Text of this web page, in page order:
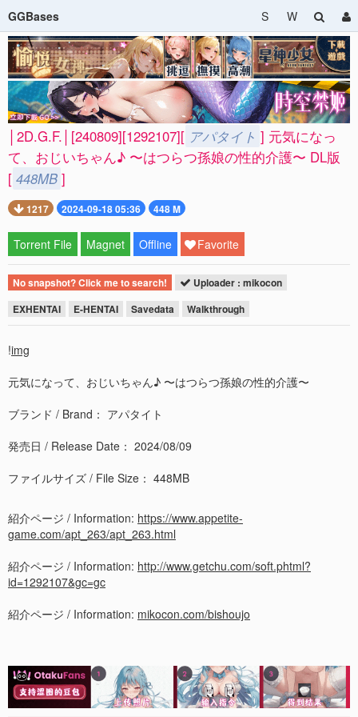
GGBases S W
│2D.G.F.│[240809][1292107][ アパタイト ] 元気になっ
て、おじいちゃん♪ 〜はつらつ孫娘の性的介護〜 DL版
[ 448MB ]
1217 2024-09-18 05:36 448 M
Torrent File Magnet Offline Favorite
No snapshot? Click me to search!
Uploader : mikocon
EXHENTAI
E-HENTAI Savedata Walkthrough
!img
元気になって、おじいちゃん♪ 〜はつらつ孫娘の性的介護〜
ブランド / Brand： アパタイト
発売日 / Release Date： 2024/08/09
ファイルサイズ / File Size： 448MB
紹介ページ / Information: https://www.appetite-
game.com/apt_263/apt_263.html
紹介ページ / Information: http://www.getchu.com/soft.phtml?
id=1292107&gc=gc
紹介ページ / Information: mikocon.com/bishoujo